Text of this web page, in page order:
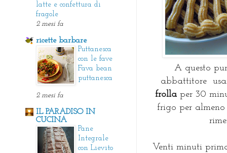
A questo
abbattitore
frolla per 30
frigo per almeno
Venti minuti
latte e confettura di
fragole
2 mesi fa
ricette barbare
Puttanesca
con le fave
Fava bean
puttanesca
2 mesi fa
IL PARADISO IN
CUCINA
Pane
Integrale
con Lievito